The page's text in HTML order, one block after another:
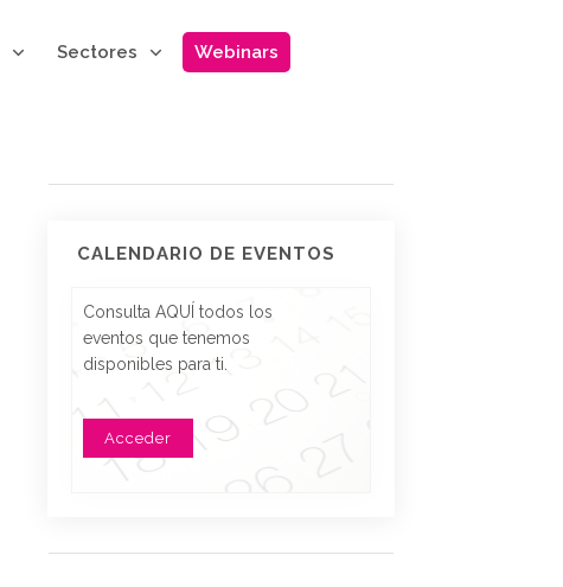
Sectores Webinars
CALENDARIO DE EVENTOS
Consulta AQUÍ todos los
eventos que tenemos
disponibles para ti.
Acceder